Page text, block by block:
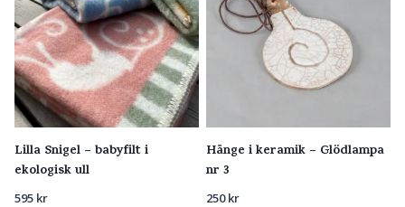
Lilla Snigel – babyfilt i
ekologisk ull
595 kr
Hänge i keramik – Glödlampa
nr 3
250kr